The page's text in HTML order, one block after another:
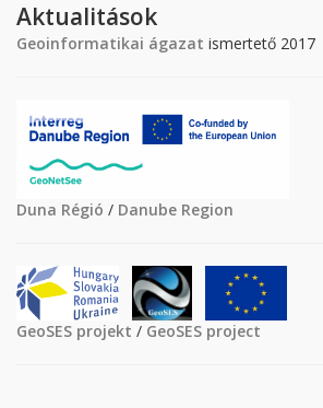
Aktualitások
Geoinformatikai ágazat ismertető 2017
Duna Régió / Danube Region
GeoSES projekt / GeoSES project